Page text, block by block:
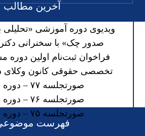
آخرین مطالب
صدور چک» با سخنرانی
فراخوان ثبت‌نام اولین دوره
تخصصی حقوقی کانون وکلای
صورتجلسه ۷۷ – دوره سیزدهم
صورتجلسه ۷۶ – دوره سیزدهم
صورتجلسه ۷۵ – دوره سیزدهم
فهرست